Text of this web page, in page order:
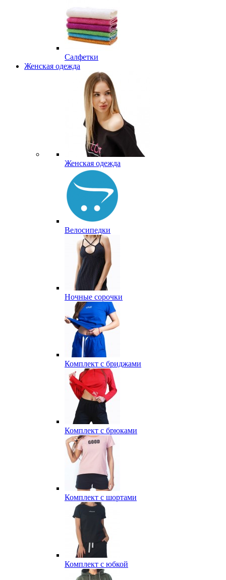
Салфетки
Женская одежда
Женская одежда
Велосипедки
Ночные сорочки
Комплект с бриджами
Комплект с брюками
Комплект с шортами
Комплект с юбкой